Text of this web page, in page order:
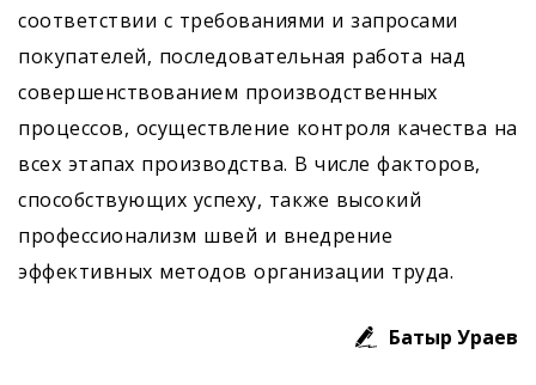
соответствии с требованиями и запросами
покупателей, последовательная работа над
совершенствованием производственных
процессов, осуществление контроля качества на
всех этапах производства. В числе факторов,
способствующих успеху, также высокий
профессионализм швей и внедрение
эффективных методов организации труда.
Батыр Ураев